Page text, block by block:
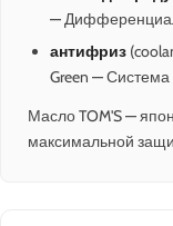
—
антифриз
Green —
Масло TOM'S —
максимальной